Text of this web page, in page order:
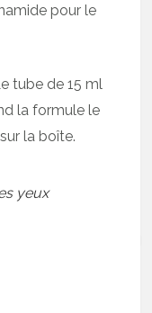
pour le
tube de 15 ml
la formule le
la boîte.
yeux